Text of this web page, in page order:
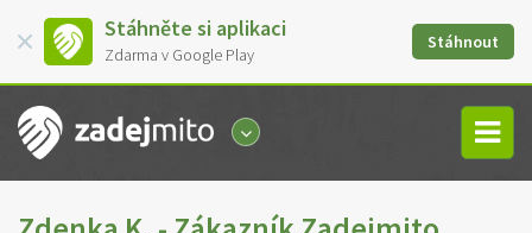
Stáhněte si aplikaci
Zdarma v Google Play
Stáhnout